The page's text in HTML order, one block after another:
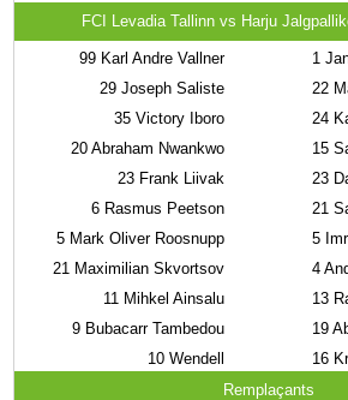
FCI Levadia Tallinn vs Harju
99 Karl Andre Vallner
29 Joseph Saliste
35 Victory Iboro
20 Abraham Nwankwo
23 Frank Liivak
6 Rasmus Peetson
5 Mark Oliver Roosnupp
21 Maximilian Skvortsov
11 Mihkel Ainsalu
9 Bubacarr Tambedou
10 Wendell
1
22
24
15
23
21
5
4
13
19
16
Remplaçants